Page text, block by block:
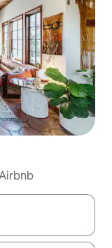
maak je een keuze